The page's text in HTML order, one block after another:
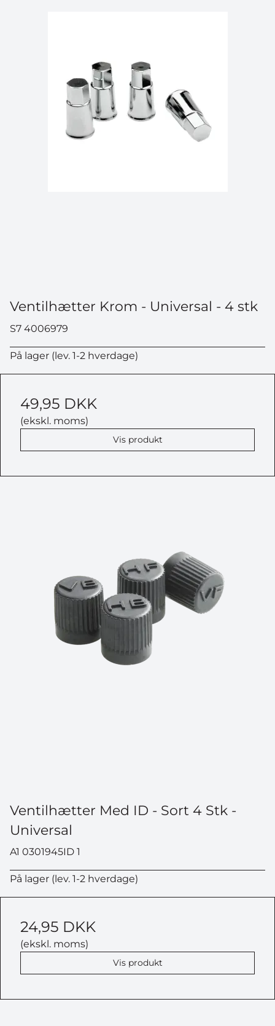
Ventilhætter Krom - Universal - 4 stk
S7 4006979
På lager (lev. 1-2 hverdage)
49,95 DKK
(ekskl. moms)
Vis produkt
Ventilhætter Med ID - Sort 4 Stk -
Universal
A1 0301945ID 1
På lager (lev. 1-2 hverdage)
24,95 DKK
(ekskl. moms)
Vis produkt